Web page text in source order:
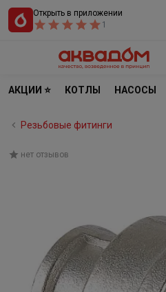
Открыть в приложении
1
АКЦИИ ⭐ КОТЛЫ НАСОСЫ
Резьбовые фитинги
нет отзывов